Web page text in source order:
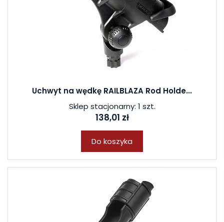
Uchwyt na wędkę RAILBLAZA Rod Holde...
Sklep stacjonarny: 1 szt.
138,01 zł
Do koszyka